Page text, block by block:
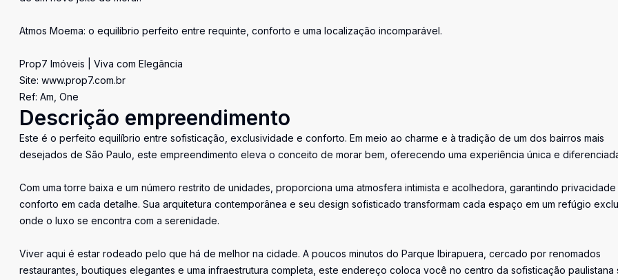
Atmos Moema: o equilíbrio perfeito entre requinte, conforto e uma localização incomparável.
Prop7 Imóveis | Viva com Elegância
Site: www.prop7.com.br
Ref: Am, One
Descrição empreendimento
Este é o perfeito equilíbrio entre sofisticação, exclusividade e conforto. Em meio ao charme e à tradição de um dos bairros mais
desejados de São Paulo, este empreendimento eleva o conceito de morar bem, oferecendo uma experiência única e
Com uma torre baixa e um número restrito de unidades, proporciona uma atmosfera intimista e acolhedora, garantindo privacidade
conforto em cada detalhe. Sua arquitetura contemporânea e seu design sofisticado transformam cada espaço em um refúgio
onde o luxo se encontra com a serenidade.
Viver aqui é estar rodeado pelo que há de melhor na cidade. A poucos minutos do Parque Ibirapuera, cercado por renomados
restaurantes, boutiques elegantes e uma infraestrutura completa, este endereço coloca você no centro da sofisticação paulistana